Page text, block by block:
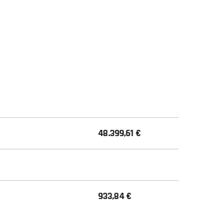
48.399,61 €
933,84 €